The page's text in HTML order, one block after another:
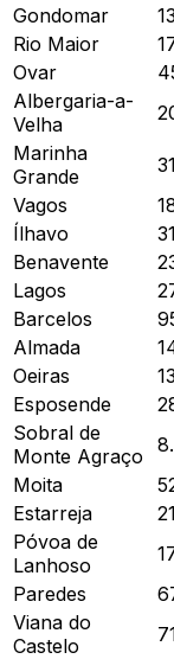
Gondomar
Rio Maior
Ovar
Albergaria-a-
Velha
Marinha
Grande
Vagos
Ílhavo
Benavente
Lagos
Barcelos
Almada
Oeiras
Esposende
Sobral de
Monte Agraço
Moita
Estarreja
Póvoa de
Lanhoso
Paredes
Viana do
Castelo